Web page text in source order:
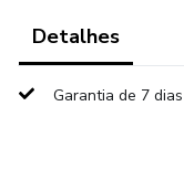
✨ Panetone da
Detalhes
Garantia de 7 dias